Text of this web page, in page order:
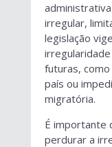
irregular,
legislação
futuras,
país ou
migratória.
É importante
perdurar a